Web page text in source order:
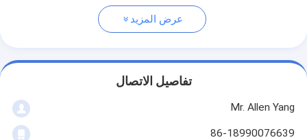
عرض المزيد
تفاصيل الاتصال
Mr. Allen Yang
86-18990076639